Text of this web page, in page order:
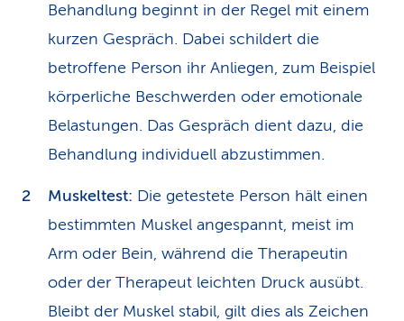
Behandlung beginnt in der Regel mit einem
kurzen Gespräch. Dabei schildert die
betroffene Person ihr Anliegen, zum Beispiel
körperliche Beschwerden oder emotionale
Belastungen. Das Gespräch dient dazu, die
Behandlung individuell abzustimmen.
Muskeltest: Die getestete Person hält einen
bestimmten Muskel angespannt, meist im
Arm oder Bein, während die Therapeutin
oder der Therapeut leichten Druck ausübt.
Bleibt der Muskel stabil, gilt dies als Zeichen